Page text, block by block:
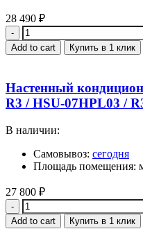
28 490 ₽
Quantity
Add to cart Купить в 1 клик
Настенный
R3 / HSU-07HPL03 /
В наличии:
Самовывоз: сегодня
Площадь помещения:
27 800 ₽
Quantity
Add to cart Купить в 1 клик